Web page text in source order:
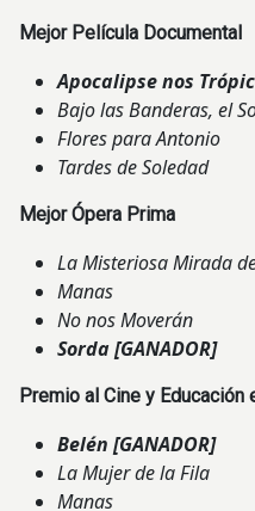
Mejor Película Documental
Apocalipse nos
Bajo las Banderas, el
Flores para Antonio
Tardes de Soledad
Mejor Ópera Prima
La Misteriosa Mirada
Manas
No nos Moverán
Sorda[GANADOR]
Premio al Cine y Educación
Belén [GANADOR]
La Mujer de la Fila
Manas